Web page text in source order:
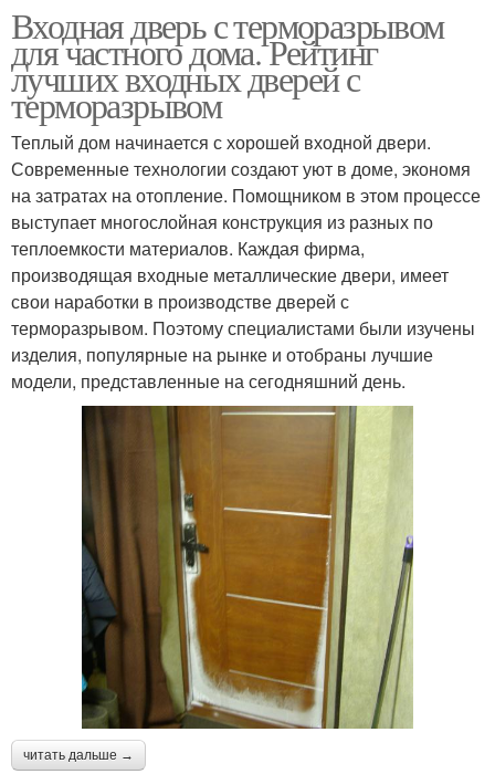
Входная дверь с терморазрывом
для частного дома. Рейтинг
лучших входных дверей с
терморазрывом
Теплый дом начинается с хорошей входной двери.
Современные технологии создают уют в доме, экономя
на затратах на отопление. Помощником в этом процессе
выступает многослойная конструкция из разных по
теплоемкости материалов. Каждая фирма,
производящая входные металлические двери, имеет
свои наработки в производстве дверей с
терморазрывом. Поэтому специалистами были изучены
изделия, популярные на рынке и отобраны лучшие
модели, представленные на сегодняшний день.
читать дальше →